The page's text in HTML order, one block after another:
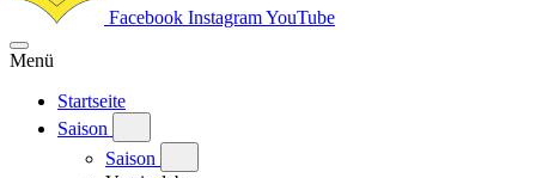
Facebook InstagramYouTube
Menü
Startseite
Saison
Saison